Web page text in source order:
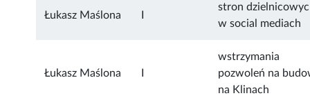
Łukasz Maślona
stron
w social mediach
Łukasz Maślona
wstrzymania
pozwoleń na
na Klinach